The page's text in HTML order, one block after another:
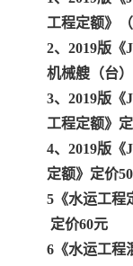
工程定额》
2、2019版《
机械艘（台
3、2019版《
工程定额》
4、2019版《
定额》定价
5《水运工程
定价60元
6《水运工程